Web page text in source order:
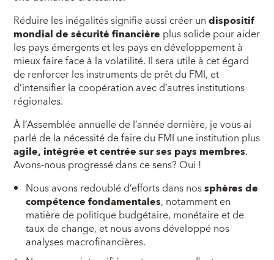
Réduire les inégalités signifie aussi créer undispositif
mondial de sécurité financière plus solide pour aider
les pays émergents et les pays en développement à
mieux faire face à la volatilité. Il sera utile à cet égard
de renforcer les instruments de prêt du FMI, et
d’intensifier la coopération avec d’autres institutions
régionales.
À l’Assemblée annuelle de l’année dernière, je vous ai
parlé de la nécessité de faire du FMI une institution plus
agile, intégrée et centrée sur ses pays membres.
Avons-nous progressé dans ce sens? Oui !
Nous avons redoublé d’efforts dans nossphères de
compétence fondamentales, notamment en
matière de politique budgétaire, monétaire et de
taux de change, et nous avons développé nos
analyses macrofinancières.